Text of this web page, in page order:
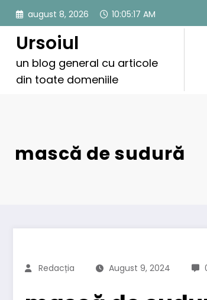
conținut
august 8, 2026 10:05:18 AM
Ursoiul
un blog general cu articole
din toate domeniile
mască de sudură
Redacția August 9, 2024